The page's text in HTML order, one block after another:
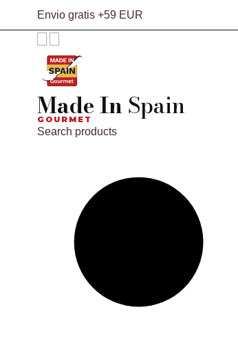
Envio gratis +59 EUR
Made InSpain
GOURMET
Search products